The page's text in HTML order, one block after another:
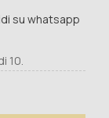
su whatsapp
10.